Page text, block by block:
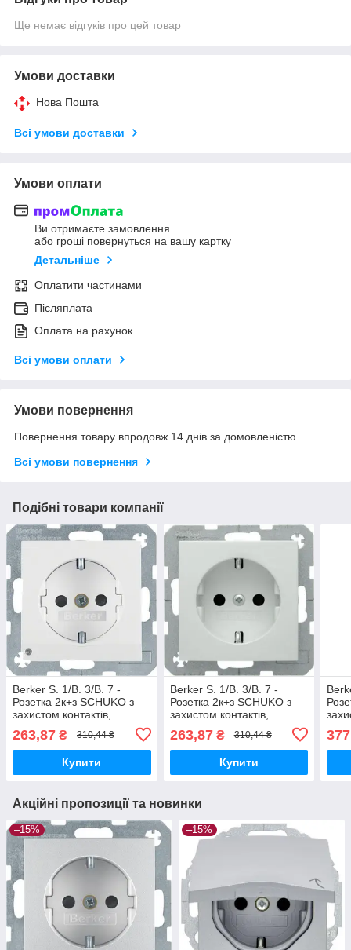
Ще немає відгуків про цей товар
Умови доставки
Нова Пошта
Всі умови доставки
Умови оплати
Ви отримаєте замовлення
або гроші повернуться на вашу картку
Детальніше
Оплатити частинами
Післяплата
Оплата на рахунок
Всі умови оплати
Умови повернення
Повернення товару впродовж 14 днів за домовленістю
Всі умови повернення
Подібні товари компанії
Berker S. 1/B. 3/B. 7 -
Розетка 2к+з SCHUKO з
захистом контактів,
263,87 ₴ 310,44 ₴
Купити
Berker S. 1/B. 3/B. 7 -
Розетка 2к+з SCHUKO з
захистом контактів,
полярна білизна матова
263,87₴ 310,44 ₴
Купити
Акційні пропозиції та новинки
–15% –15%